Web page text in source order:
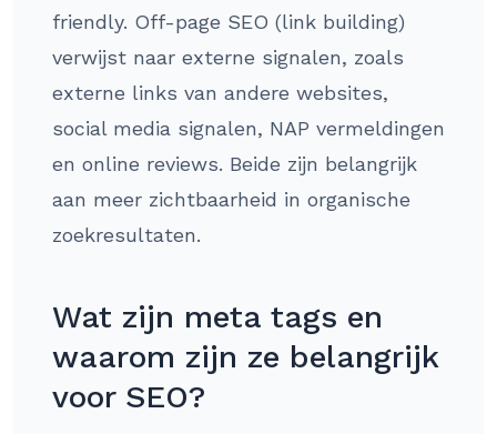
friendly. Off-page SEO (link building)
verwijst naar externe signalen, zoals
externe links van andere websites,
social media signalen, NAP vermeldingen
en online reviews. Beide zijn belangrijk
aan meer zichtbaarheid in organische
zoekresultaten.
Wat zijn meta tags en
waarom zijn ze belangrijk
voor SEO?